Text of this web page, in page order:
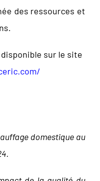
des ressources et
disponible sur le site
domestique au